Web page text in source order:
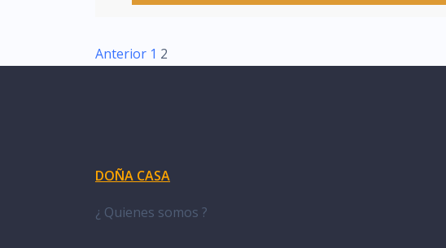
Anterior 1 2
DOÑA CASA
¿ Quienes somos ?